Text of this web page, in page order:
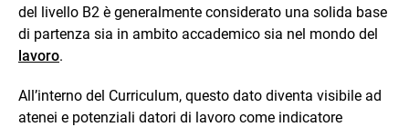
del livello B2 è generalmente considerato una solida base
di partenza sia in ambito accademico sia nel mondo del
lavoro.
All’interno del Curriculum, questo dato diventa visibile ad
atenei e potenziali datori di lavoro come indicatore